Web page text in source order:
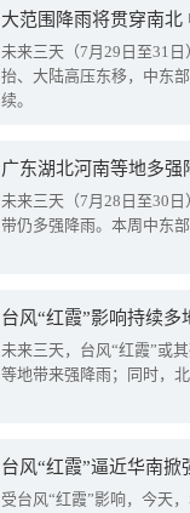
大范围降雨将贯穿南
未来三天（7月29日至31
抬、大陆高压东移，中东
续。
广东湖北河南等地多
未来三天（7月28日至30
带仍多强降雨。本周中东
台风“红霞”影响持续
未来三天，台风“红霞”或
等地带来强降雨；同时，
台风“红霞”逼近华南
受台风“红霞”影响，今天